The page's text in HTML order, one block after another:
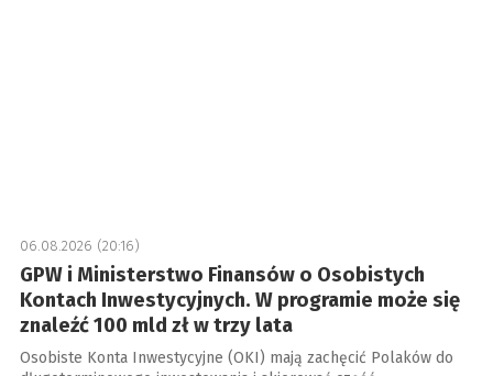
06.08.2026 (20:16)
GPW i Ministerstwo Finansów o Osobistych
Kontach Inwestycyjnych. W programie może się
znaleźć 100 mld zł w trzy lata
Osobiste Konta Inwestycyjne (OKI) mają zachęcić Polaków do